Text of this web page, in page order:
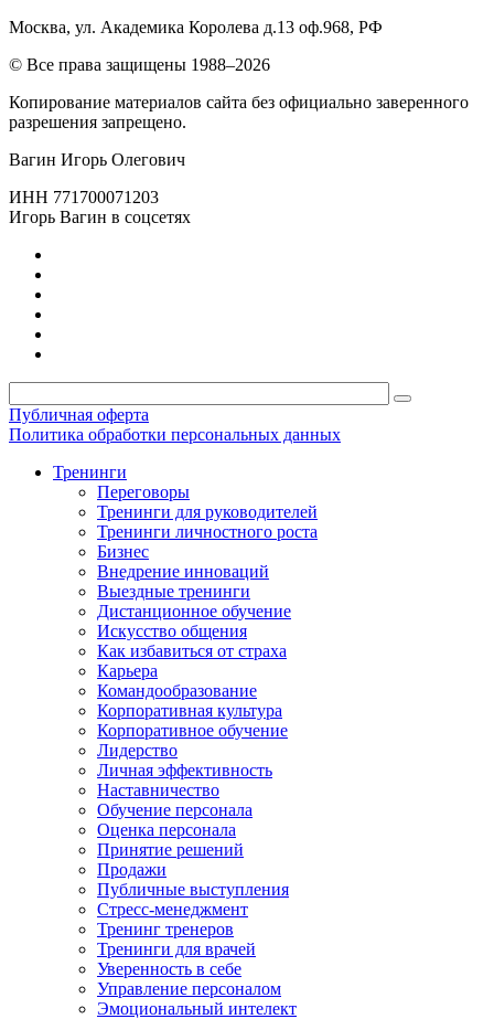
Москва, ул. Академика Королева д.13 оф.968, РФ
© Все права защищены 1988–2026
Копирование материалов сайта без официально заверенного
разрешения запрещено.
Вагин Игорь Олегович
ИНН 771700071203
Игорь Вагин в соцсетях
Публичная оферта
Политика обработки персональных данных
Тренинги
Переговоры
Тренинги для руководителей
Тренинги личностного роста
Бизнес
Внедрение инноваций
Выездные тренинги
Дистанционное обучение
Искусство общения
Как избавиться от страха
Карьера
Командообразование
Корпоративная культура
Корпоративное обучение
Лидерство
Личная эффективность
Наставничество
Обучение персонала
Оценка персонала
Принятие решений
Продажи
Публичные выступления
Стресс-менеджмент
Тренинг тренеров
Тренинги для врачей
Уверенность в себе
Управление персоналом
Эмоциональный интелект